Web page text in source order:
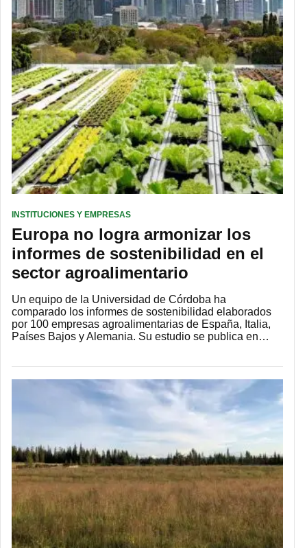
INSTITUCIONES Y EMPRESAS
Europa no logra armonizar los
informes de sostenibilidad en el
sector agroalimentario
Un equipo de la Universidad de Córdoba ha
comparado los informes de sostenibilidad elaborados
por 100 empresas agroalimentarias de España, Italia,
Países Bajos y Alemania. Su estudio se publica en…